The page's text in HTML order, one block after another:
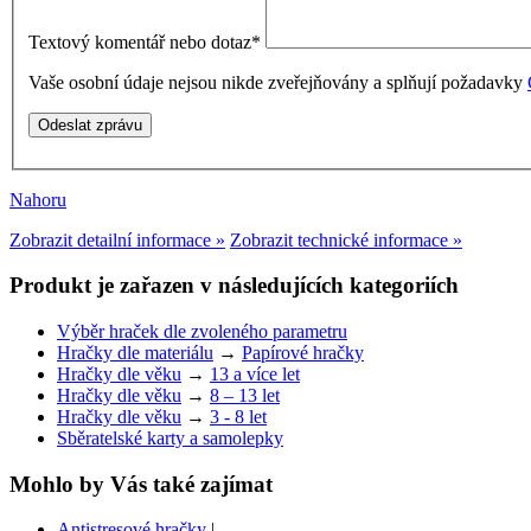
Textový komentář nebo dotaz*
Vaše osobní údaje nejsou nikde zveřejňovány a splňují požadavky
Nahoru
Zobrazit detailní informace » Zobrazit technické informace »
Produkt je zařazen v následujících kategoriích
Výběr hraček dle zvoleného parametru
Hračky dle materiálu → Papírové hračky
Hračky dle věku → 13 a více let
Hračky dle věku → 8 – 13 let
Hračky dle věku → 3 - 8 let
Sběratelské karty a samolepky
Mohlo by Vás také zajímat